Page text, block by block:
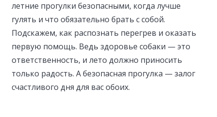
летние прогулки безопасными, когда лучше
гулять и что обязательно брать с собой.
Подскажем, как распознать перегрев и оказать
первую помощь. Ведь здоровье собаки — это
ответственность, и лето должно приносить
только радость. А безопасная прогулка — залог
счастливого дня для вас обоих.